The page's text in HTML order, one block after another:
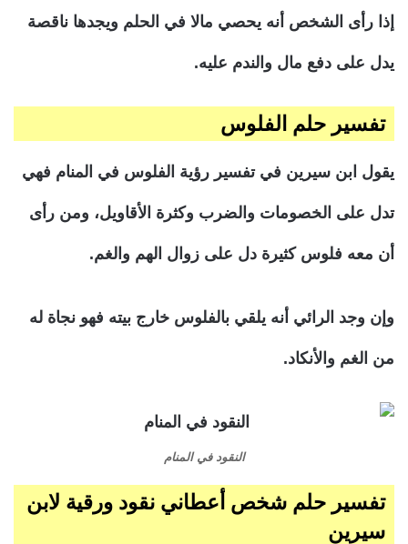
إذا رأى الشخص أنه يحصي مالا في الحلم ويجدها ناقصة
يدل على دفع مال والندم عليه.
تفسير حلم الفلوس
يقول ابن سيرين في تفسير رؤية الفلوس في المنام فهي
تدل على الخصومات والضرب وكثرة الأقاويل، ومن رأى
أن معه فلوس كثيرة دل على زوال الهم والغم.
وإن وجد الرائي أنه يلقي بالفلوس خارج بيته فهو نجاة له
من الغم والأنكاد.
النقود في المنام
تفسير حلم شخص أعطاني نقود ورقية لابن
سيرين